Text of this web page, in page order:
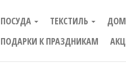
ПОСУДА ТЕКСТИЛЬ
ПОДАРКИ К ПРАЗДНИКАМ